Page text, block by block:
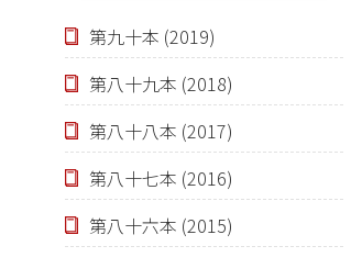
第九十本 (2019)
第八十九本 (2018)
第八十八本 (2017)
第八十七本 (2016)
第八十六本 (2015)